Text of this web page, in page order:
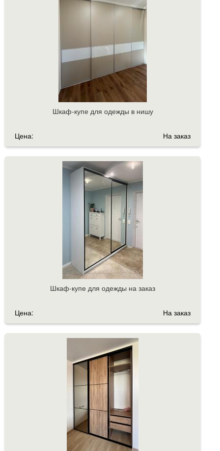
Шкаф-купе для одежды в нишу
Цена: На заказ
Шкаф-купе для одежды на заказ
Цена: На заказ